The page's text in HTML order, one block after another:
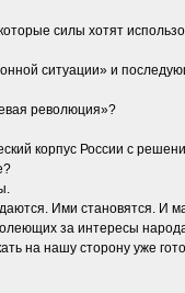
силы хотят
ситуации» и
революция»?
корпус России с
Ими становятся. И
за интересы
на нашу сторону уже